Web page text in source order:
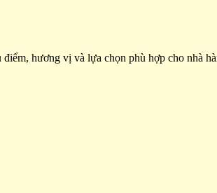
hương vị và lựa chọn phù hợp cho nhà